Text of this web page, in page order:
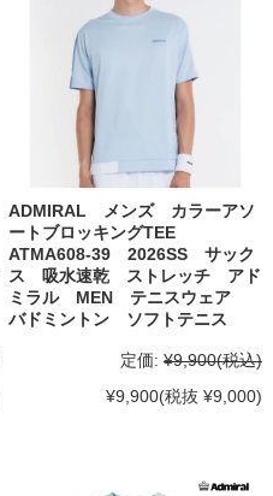
ADMIRAL メンズ カラーアソ
ートブロッキングTEE
ATMA608-39 2026SS サック
ス 吸水速乾 ストレッチ アド
ミラル MEN テニスウェア
バドミントン ソフトテニス
定価: ¥9,900(税込)
¥9,900(税抜 ¥9,000)